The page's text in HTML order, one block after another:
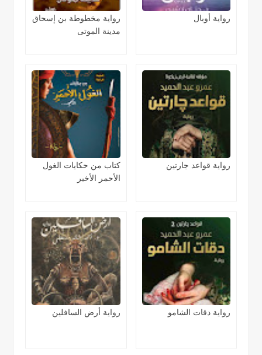
رواية أوبال
رواية مخطوطة بن إسحاق
مدينة الموتى
رواية قواعد جارتين
كتاب من حكايات الغول
الأحمر الأخير
رواية دقات الشامو رواية أرض السافلين